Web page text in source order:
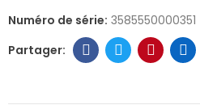
Numéro de série: 3585550000351